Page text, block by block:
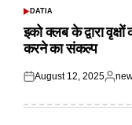
POSTED
DATIA
इको क्लब के द्वारा वृक्षों
करने का संकल्प
Posted
August 12, 2025
Posted